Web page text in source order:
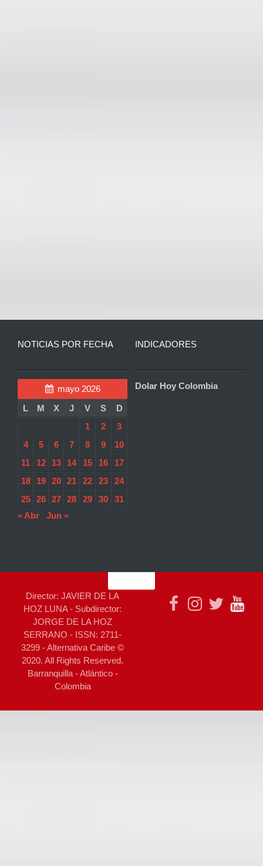
NOTICIAS POR FECHA
mayo 2026
L
M X J V S
D
1
2
3
4
5 6 7 8 9
10
11
12 13 14 15 16
17
18
19 20 21 22 23
24
25
26 27 28 29 30
31
« Abr
Jun »
INDICADORES
Dolar Hoy Colombia
Director: JAVIER DE LA
HOZ LUNA - Subdirector:
JORGE DE LA HOZ
SERRANO - ISSN: 2711-
3299 - Alternativa Caribe ©
2020. All Rights Reserved.
Barranquilla - Atlántico -
Colombia